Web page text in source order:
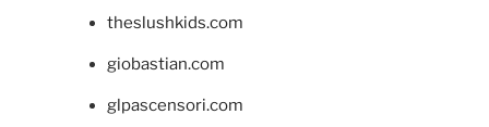
theslushkids.com
giobastian.com
glpascensori.com